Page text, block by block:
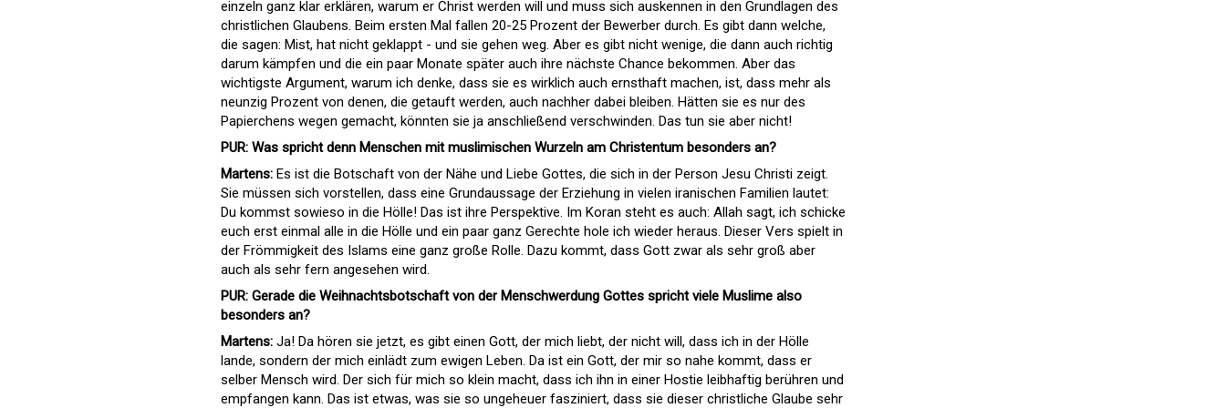
einzeln ganz klar erklären, warum er Christ werden will und muss sich auskennen in den Grundlagen des
christlichen Glaubens. Beim ersten Mal fallen 20-25 Prozent der Bewerber durch. Es gibt dann welche,
die sagen: Mist, hat nicht geklappt - und sie gehen weg. Aber es gibt nicht wenige, die dann auch richtig
darum kämpfen und die ein paar Monate später auch ihre nächste Chance bekommen. Aber das
wichtigste Argument, warum ich denke, dass sie es wirklich auch ernsthaft machen, ist, dass mehr als
neunzig Prozent von denen, die getauft werden, auch nachher dabei bleiben. Hätten sie es nur des
Papierchens wegen gemacht, könnten sie ja anschließend verschwinden. Das tun sie aber nicht!
PUR: Was spricht denn Menschen mit muslimischen Wurzeln am Christentum besonders an?
Martens: Es ist die Botschaft von der Nähe und Liebe Gottes, die sich in der Person Jesu Christi zeigt.
Sie müssen sich vorstellen, dass eine Grundaussage der Erziehung in vielen iranischen Familien lautet:
Du kommst sowieso in die Hölle! Das ist ihre Perspektive. Im Koran steht es auch: Allah sagt, ich schicke
euch erst einmal alle in die Hölle und ein paar ganz Gerechte hole ich wieder heraus. Dieser Vers spielt in
der Frömmigkeit des Islams eine ganz große Rolle. Dazu kommt, dass Gott zwar als sehr groß aber
auch als sehr fern angesehen wird.
PUR: Gerade die Weihnachtsbotschaft von der Menschwerdung Gottes spricht viele Muslime also
besonders an?
Martens: Ja! Da hören sie jetzt, es gibt einen Gott, der mich liebt, der nicht will, dass ich in der Hölle
lande, sondern der mich einlädt zum ewigen Leben. Da ist ein Gott, der mir so nahe kommt, dass er
selber Mensch wird. Der sich für mich so klein macht, dass ich ihn in einer Hostie leibhaftig berühren und
empfangen kann. Das ist etwas, was sie so ungeheuer fasziniert, dass sie dieser christliche Glaube sehr